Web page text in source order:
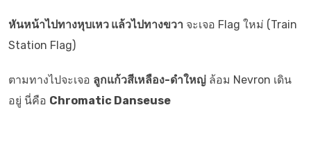
หันหน้าไปทางหุบเหว แล้วไปทางขวา จะเจอ Flag ใหม่ (Train
Station Flag)
ตามทางไปจะเจอ ลูกแก้วสีเหลือง-ดำใหญ่ ล้อม Nevron เดิน
อยู่ นี่คือ Chromatic Danseuse